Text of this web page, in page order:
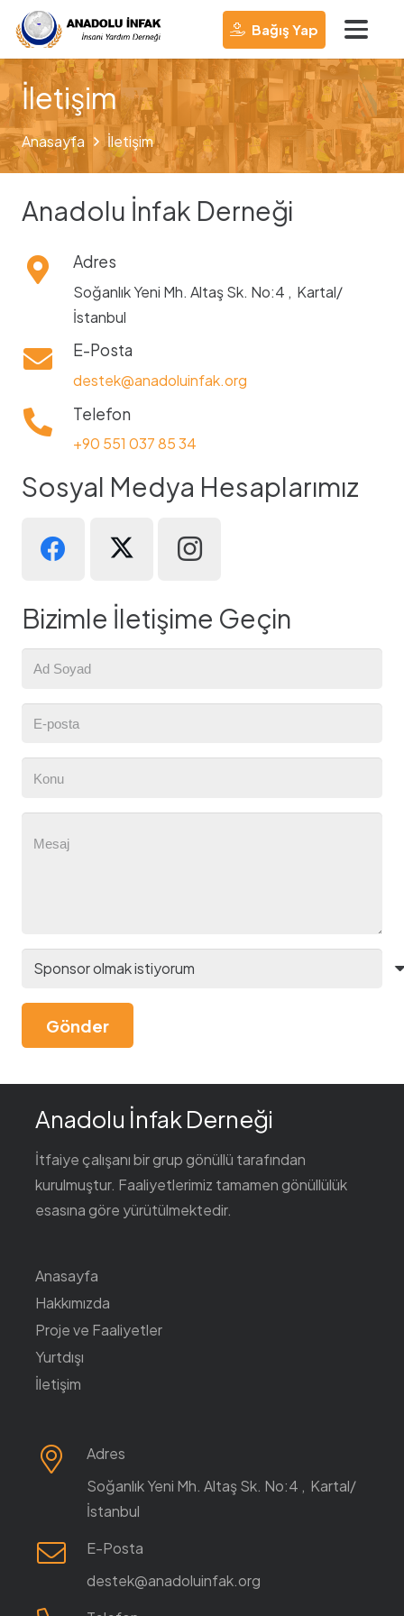
Bağış Yap
İletişim
Anasayfa İletişim
Anadolu İnfak Derneği
Adres
Soğanlık Yeni Mh. Altaş Sk. No:4 , Kartal/
İstanbul
E-Posta
destek@anadoluinfak.org
Telefon
+90 551 037 85 34
Sosyal Medya Hesaplarımız
Bizimle İletişime Geçin
Gönder
Anadolu İnfak Derneği
İtfaiye çalışanı bir grup gönüllü tarafından
kurulmuştur. Faaliyetlerimiz tamamen gönüllülük
esasına göre yürütülmektedir.
Anasayfa
Hakkımızda
Proje ve Faaliyetler
Yurtdışı
İletişim
Adres
Soğanlık Yeni Mh. Altaş Sk. No:4 , Kartal/
İstanbul
E-Posta
destek@anadoluinfak.org